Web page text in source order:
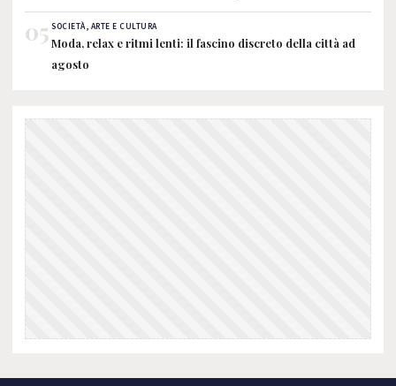
05 SOCIETÀ, ARTE E CULTURA
Moda, relax e ritmi lenti: il fascino discreto della città ad
agosto